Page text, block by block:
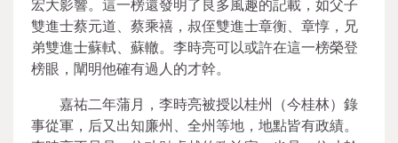
宏大影響。這一榜還發明了良多風趣的記載，如父子
雙進士蔡元道、蔡乘禧，叔侄雙進士章衡、章惇，兄
弟雙進士蘇軾、蘇轍。李時亮可以或許在這一榜榮登
榜眼，闡明他確有過人的才幹。
嘉祐二年蒲月，李時亮被授以桂州（今桂林）錄
事從軍，后又出知廉州、全州等地，地點皆有政績。